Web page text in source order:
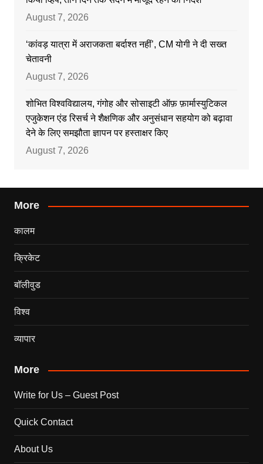
August 7, 2026
‘कांवड़ यात्रा में अराजकता बर्दाश्त नहीं’, CM योगी ने दी सख्त
चेतावनी
August 7, 2026
शोभित विश्वविद्यालय, गंगोह और सोसाइटी ऑफ़ फ़ार्मास्युटिकल
एजुकेशन एंड रिसर्च ने शैक्षणिक और अनुसंधान सहयोग को बढ़ावा
देने के लिए समझौता ज्ञापन पर हस्ताक्षर किए
August 7, 2026
More
कालम
क्रिकेट
बॉलीवुड
विश्व
व्यापार
More
Write for Us – Guest Post
Quick Contact
About Us